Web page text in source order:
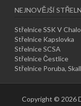
NEJNOVĚJŠÍ
Střelnice SSK V
Střelnice Kapslovka
Střelnice SCSA
Střelnice Čestlice
Střelnice Poruba,
Copyright © 2026